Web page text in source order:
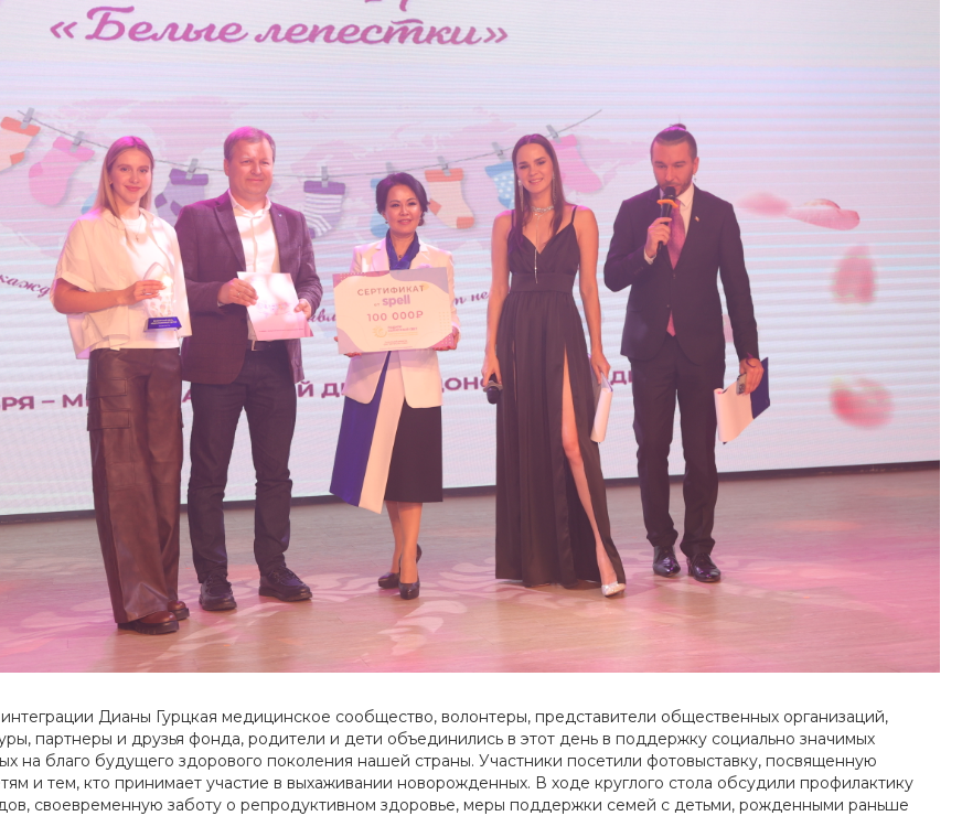
Дианы Гурцкая медицинское сообщество, волонтеры, представители общественных организаций,
партнеры и друзья фонда, родители и дети объединились в этот день в поддержку социально значимых
на благо будущего здорового поколения нашей страны. Участники посетили фотовыставку, посвященную
и тем, кто принимает участие в выхаживании новорожденных. В ходе круглого стола обсудили профилактику
своевременную заботу о репродуктивном здоровье, меры поддержки семей с детьми, рожденными раньше